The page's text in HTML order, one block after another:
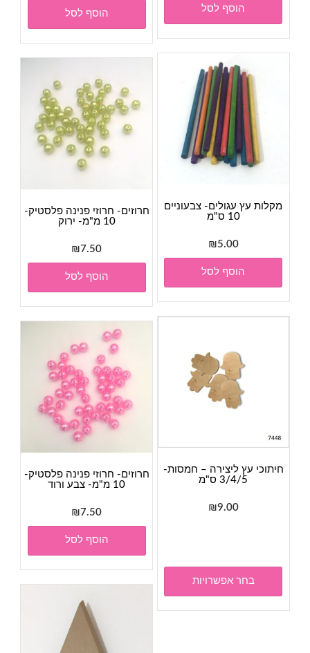
הוסף לסל הוסף לסל
מקלות עץ עגולים- צבעוניים
10 ס"מ
₪5.00
הוסף לסל
חרוזים- חרוזי פנינה פלסטיק-
10 מ"מ- ירוק
₪7.50
הוסף לסל
חיתוכי עץ ליצירה – חמסות-
3/4/5 ס"מ
₪9.00
בחר אפשרויות
מספר
חרוזים- חרוזי פנינה פלסטיק-
10 מ"מ- צבע ורוד
₪7.50
הוסף לסל